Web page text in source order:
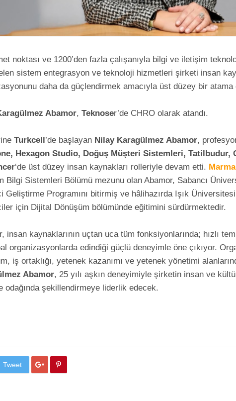
noktası ve 1200’den fazla çalışanıyla bilgi ve iletişim
sistem entegrasyon ve teknoloji hizmetleri şirketi insan
daha da güçlendirmek amacıyla üst düzey bir
Abamor, Teknoser’de CHRO olarak atandı.
Turkcell’de başlayan Nilay Karagülmez Abamor,
Hexagon Studio, Doğuş Müşteri Sistemleri, Tatilbudur,
‘de üst düzey insan kaynakları rolleriyle devam etti.
Bilgi Sistemleri Bölümü mezunu olan Abamor, Sabancı
Geliştirme Programını bitirmiş ve hâlihazırda Işık Üniversitesi
için Dijital Dönüşüm bölümünde eğitimini sürdürmektedir.
insan kaynaklarının uçtan uca tüm fonksiyonlarında; hızlı
organizasyonlarda edindiği güçlü deneyimle öne çıkıyor.
iş ortaklığı, yetenek kazanımı ve yetenek yönetimi
Abamor, 25 yılı aşkın deneyimiyle şirketin insan ve
odağında şekillendirmeye liderlik edecek.
Tweet